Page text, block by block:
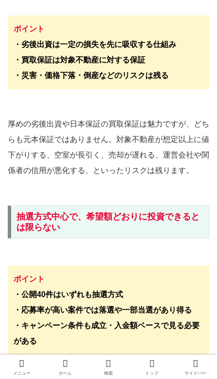
ポイント
・劣後出資は一定の損失を先に吸収する仕組み
・買取保証は対象不動産に対する保証
・災害・価格下落・倒産などのリスクは残る
厚めの劣後出資や日本保証の買取保証は魅力ですが、どち
らも元本保証ではありません。対象不動産が想定以上に値
下がりする、空室が長引く、売却が遅れる、運営会社や関
係者の信用が悪化する、といったリスクは残ります。
抽選方式中心で、希望額どおりに投資できると
は限らない
ポイント
・公開40件はいずれも抽選方式
・応募率が高い案件では落選や一部当選があり得る
・キャンペーン条件も成立・入金額ベースで見る必要
がある
メニュー ホーム 検索 トップ サイドバー